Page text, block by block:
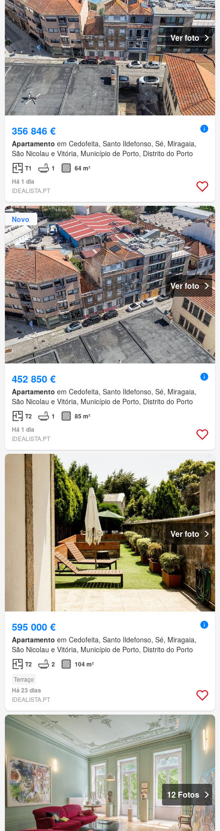
Ver foto
356 846 €
Apartamento em Cedofeita, Santo Ildefonso, Sé, Miragaia,
São Nicolau e Vitória, Município de Porto, Distrito do Porto
T1 1
64 m²
Há 1 dia
IDEALISTA.PT
Novo
Ver foto
452 850 €
Apartamento em Cedofeita, Santo Ildefonso, Sé, Miragaia,
São Nicolau e Vitória, Município de Porto, Distrito do Porto
T2 1
85 m²
Há 1 dia
IDEALISTA.PT
Ver foto
595 000 €
Apartamento em Cedofeita, Santo Ildefonso, Sé, Miragaia,
São Nicolau e Vitória, Município de Porto, Distrito do Porto
T2 2 104 m²
Terraço
Há 23 dias
IDEALISTA.PT
12 Fotos